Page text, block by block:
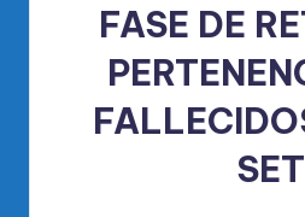
FASE DE
SET